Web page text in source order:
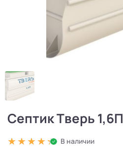
Септик Тверь 1,6П
В наличии